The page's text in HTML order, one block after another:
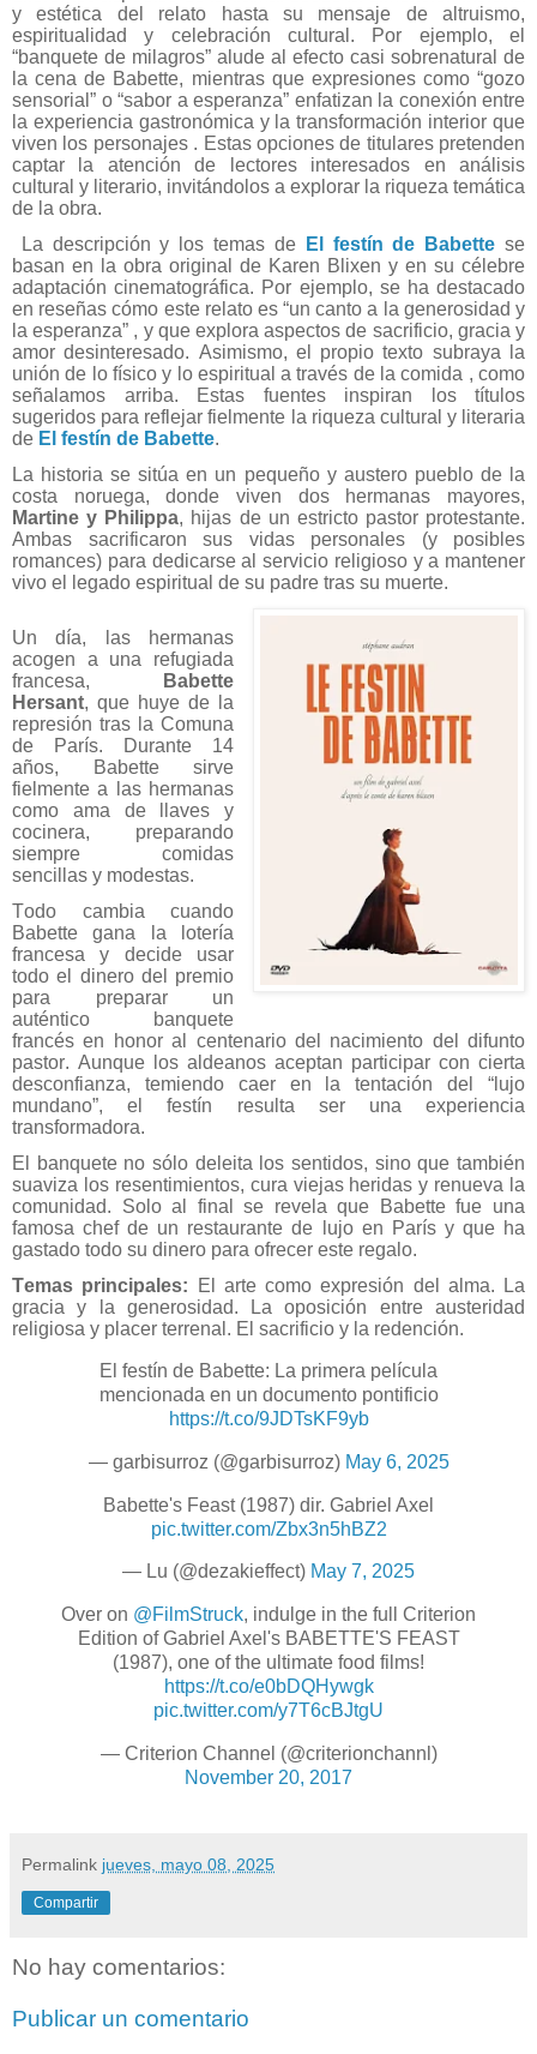
y estética del relato hasta su mensaje de altruismo,
espiritualidad y celebración cultural. Por ejemplo, el
“banquete de milagros” alude al efecto casi sobrenatural de
la cena de Babette, mientras que expresiones como “gozo
sensorial” o “sabor a esperanza” enfatizan la conexión entre
la experiencia gastronómica y la transformación interior que
viven los personajes . Estas opciones de titulares pretenden
captar la atención de lectores interesados en análisis
cultural y literario, invitándolos a explorar la riqueza temática
de la obra.
La descripción y los temas de
El festín de Babette se
basan en la obra original de Karen Blixen y en su célebre
adaptación cinematográfica. Por ejemplo, se ha destacado
en reseñas cómo este relato es “un canto a la generosidad y
la esperanza” , y que explora aspectos de sacrificio, gracia y
amor desinteresado. Asimismo, el propio texto subraya la
unión de lo físico y lo espiritual a través de la comida , como
señalamos arriba. Estas fuentes inspiran los títulos
sugeridos para reflejar fielmente la riqueza cultural y literaria
de El festín de Babette.
La historia se sitúa en un pequeño y austero pueblo de la
costa noruega, donde viven dos hermanas mayores,
Martine y Philippa, hijas de un estricto pastor protestante.
Ambas sacrificaron sus vidas personales (y posibles
romances) para dedicarse al servicio religioso y a mantener
vivo el legado espiritual de su padre tras su muerte.
Un día, las hermanas
acogen a una refugiada
francesa,
Babette
Hersant, que huye de la
represión tras la Comuna
de París. Durante 14
años, Babette sirve
fielmente a las hermanas
como ama de llaves y
cocinera, preparando
siempre comidas
sencillas y modestas.
Todo cambia cuando
Babette gana la lotería
francesa y decide usar
todo el dinero del premio
para preparar un
auténtico banquete
francés en honor al centenario del nacimiento del difunto
pastor. Aunque los aldeanos aceptan participar con cierta
desconfianza, temiendo caer en la tentación del “lujo
mundano”, el festín resulta ser una experiencia
transformadora.
El banquete no sólo deleita los sentidos, sino que también
suaviza los resentimientos, cura viejas heridas y renueva la
comunidad. Solo al final se revela que Babette fue una
famosa chef de un restaurante de lujo en París y que ha
gastado todo su dinero para ofrecer este regalo.
Temas principales:
El arte como expresión del alma.
La
gracia y la generosidad.
La oposición entre austeridad
religiosa y placer terrenal. El sacrificio y la redención.
El festín de Babette: La primera película
mencionada en un documento pontificio
https://t.co/9JDTsKF9yb
— garbisurroz (@garbisurroz) May 6, 2025
Babette's Feast (1987) dir. Gabriel Axel
pic.twitter.com/Zbx3n5hBZ2
— Lu (@dezakieffect) May 7, 2025
Over on @FilmStruck, indulge in the full Criterion
Edition of Gabriel Axel's BABETTE'S FEAST
(1987), one of the ultimate food films!
https://t.co/e0bDQHywgk
pic.twitter.com/y7T6cBJtgU
— Criterion Channel (@criterionchannl)
November 20, 2017
Permalink jueves, mayo 08, 2025
Compartir
No hay comentarios:
Publicar un comentario